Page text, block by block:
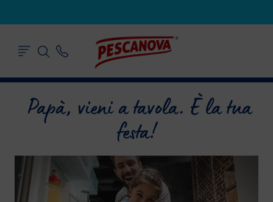
Papà, vieni a tavola. È la tua
festa!